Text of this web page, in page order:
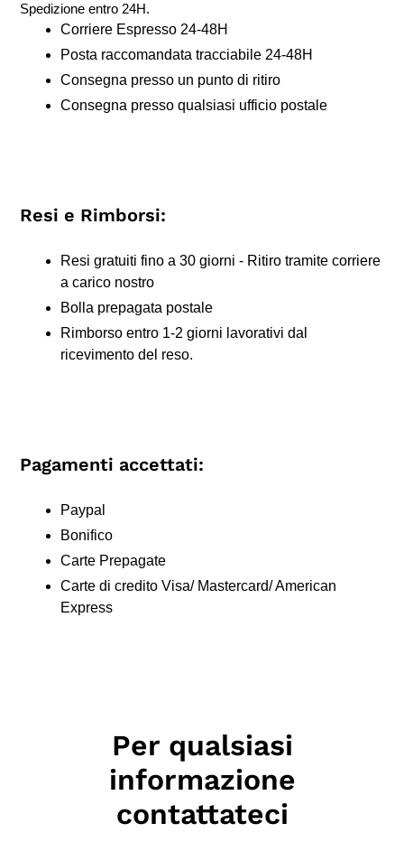
Spedizione entro 24H.
Corriere Espresso 24-48H
Posta raccomandata tracciabile 24-48H
Consegna presso un punto di ritiro
Consegna presso qualsiasi ufficio postale
Resi e Rimborsi:
Resi gratuiti fino a 30 giorni - Ritiro tramite corriere
a carico nostro
Bolla prepagata postale
Rimborso entro 1-2 giorni lavorativi dal
ricevimento del reso.
Pagamenti accettati:
Paypal
Bonifico
Carte Prepagate
Carte di credito Visa/ Mastercard/ American
Express
Per qualsiasi
informazione
contattateci